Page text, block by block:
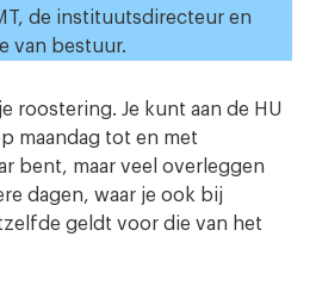
de instituutsdirecteur en
van bestuur.
roostering. Je kunt aan de HU
maandag tot en met
bent, maar veel overleggen
dagen, waar je ook bij
geldt voor die van het